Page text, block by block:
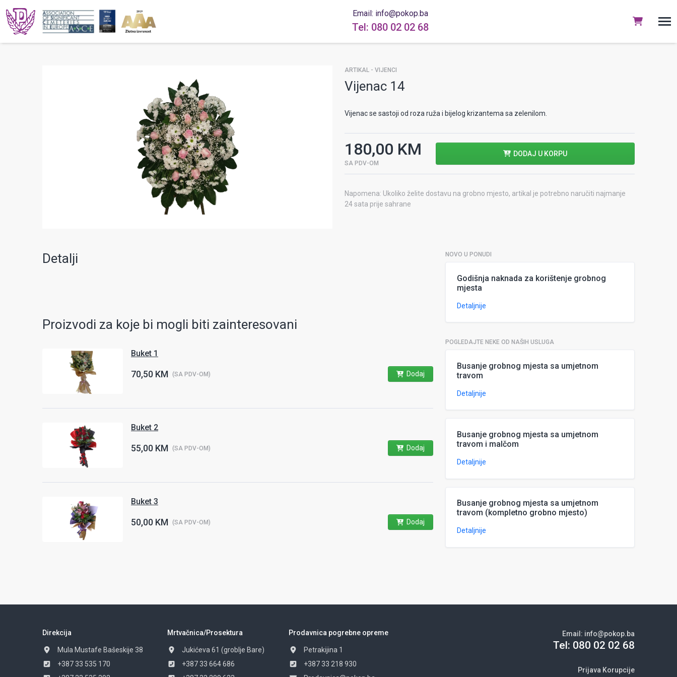
Email: info@pokop.ba
Tel: 080 02 02 68
ARTIKAL - VIJENCI
Vijenac 14
Vijenac se sastoji od roza ruža i bijelog krizantema sa zelenilom.
180,00 KM
SA PDV-OM
DODAJ U KORPU
Napomena: Ukoliko želite dostavu na grobno mjesto, artikal je potrebno naručiti najmanje
24 sata prije sahrane
Detalji
Proizvodi za koje bi mogli biti zainteresovani
Buket 1
70,50 KM (SA PDV-OM) Dodaj
Buket 2
55,00 KM (SA PDV-OM) Dodaj
Buket 3
50,00 KM (SA PDV-OM) Dodaj
NOVO U PONUDI
Godišnja naknada za korištenje grobnog
mjesta
Detaljnije
POGLEDAJTE NEKE OD NAŠIH USLUGA
Busanje grobnog mjesta sa umjetnom
travom
Detaljnije
Busanje grobnog mjesta sa umjetnom
travom i malčom
Detaljnije
Busanje grobnog mjesta sa umjetnom
travom (kompletno grobno mjesto)
Detaljnije
Direkcija
Mula Mustafe Bašeskije 38
+387 33 535 170
Mrtvačnica/Prosektura
Jukićeva 61 (groblje Bare)
+387 33 664 686
Prodavnica pogrebne opreme
Petrakijina 1
+387 33 218 930
Email: info@pokop.ba
Tel: 080 02 02 68
Prijava Korupcije